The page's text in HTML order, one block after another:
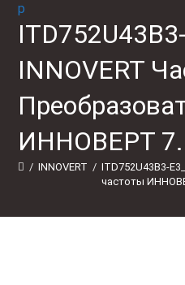
INNOVERT
ИННОВЕРТ
/ INNOVERT / ITD752U43B3-
частоты